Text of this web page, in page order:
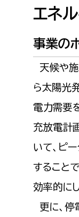
建築課
上下水道局
経営総務課
給排水業務
水道整備課
下水道整備
浄水管理課
農業委員会
農業委員会
エネ
事業の
天候や
ら太陽光
電力需要
充放電計
いて、ピ
すること
効率的に
更に、停